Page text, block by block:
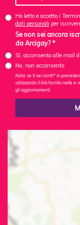
Ho letto e accetto i
dati personali per
Se non sei ancora
da Arcigay? *
Sì, acconsento alle mail
No, non acconsento
Nota: se ti sei iscritt* in
utilizzando il link fornito nelle e-
gli aggiornamenti.